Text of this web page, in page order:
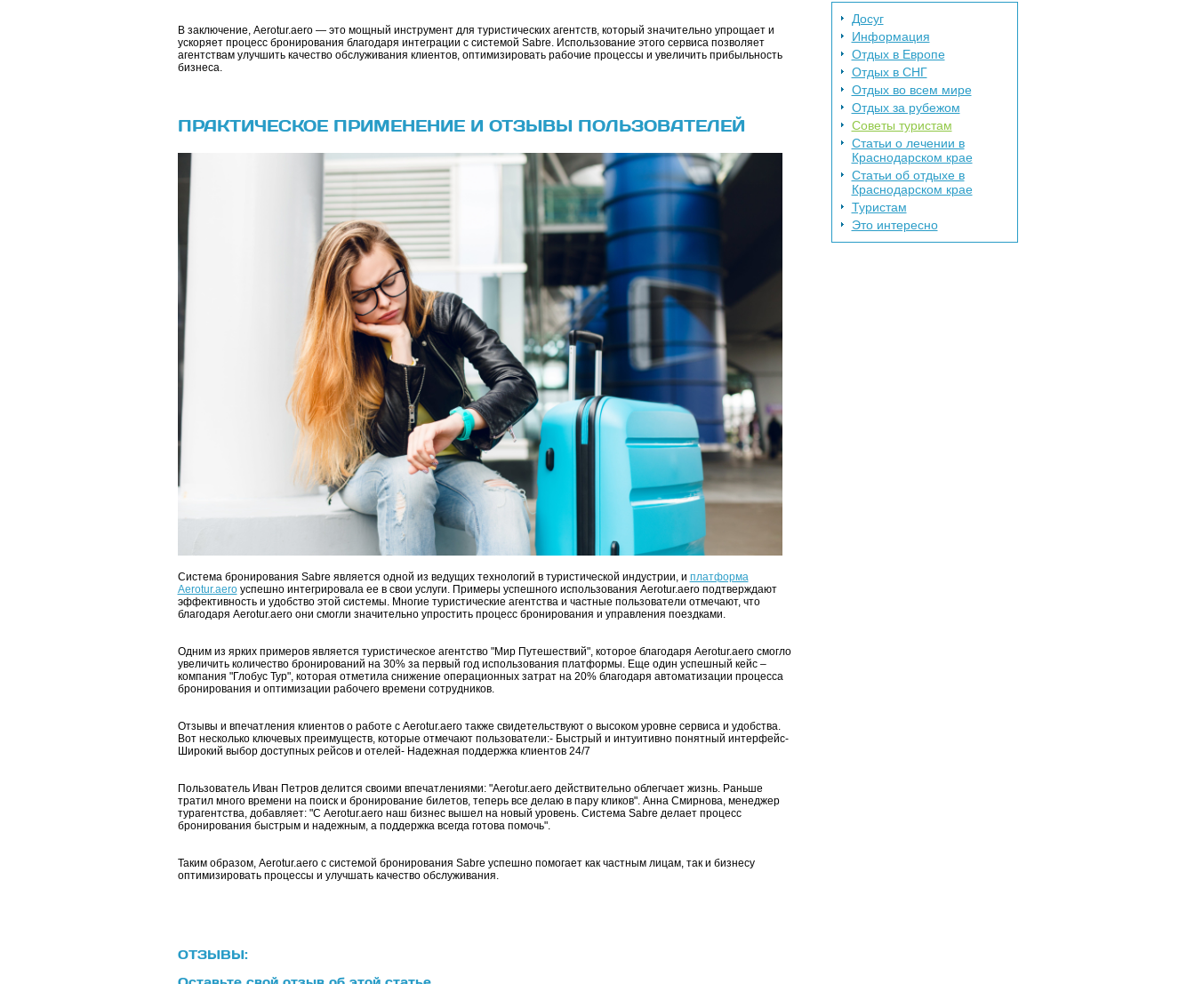
Досуг
Информация
Отдых в Европе
Отдых в СНГ
Отдых во всем мире
Отдых за рубежом
Советы туристам
Статьи о лечении в
Краснодарском крае
Статьи об отдыхе в
Краснодарском крае
Туристам
Это интересно
В заключение, Aerotur.aero — это мощный инструмент для туристических агентств, который значительно упрощает и
ускоряет процесс бронирования благодаря интеграции с системой Sabre. Использование этого сервиса позволяет
агентствам улучшить качество обслуживания клиентов, оптимизировать рабочие процессы и увеличить прибыльность
бизнеса.
ПРАКТИЧЕСКОЕ ПРИМЕНЕНИЕ И ОТЗЫВЫ ПОЛЬЗОВАТЕЛЕЙ
Система бронирования Sabre является одной из ведущих технологий в туристической индустрии, и платформа
Aerotur.aeroуспешно интегрировала ее в свои услуги. Примеры успешного использования Aerotur.aero подтверждают
эффективность и удобство этой системы. Многие туристические агентства и частные пользователи отмечают, что
благодаря Aerotur.aero они смогли значительно упростить процесс бронирования и управления поездками.
Одним из ярких примеров является туристическое агентство "Мир Путешествий", которое благодаря Aerotur.aero смогло
увеличить количество бронирований на 30% за первый год использования платформы. Еще один успешный кейс –
компания "Глобус Тур", которая отметила снижение операционных затрат на 20% благодаря автоматизации процесса
бронирования и оптимизации рабочего времени сотрудников.
Отзывы и впечатления клиентов о работе с Aerotur.aero также свидетельствуют о высоком уровне сервиса и удобства.
Вот несколько ключевых преимуществ, которые отмечают пользователи:- Быстрый и интуитивно понятный интерфейс-
Широкий выбор доступных рейсов и отелей- Надежная поддержка клиентов 24/7
Пользователь Иван Петров делится своими впечатлениями: "Aerotur.aero действительно облегчает жизнь. Раньше
тратил много времени на поиск и бронирование билетов, теперь все делаю в пару кликов". Анна Смирнова, менеджер
турагентства, добавляет: "С Aerotur.aero наш бизнес вышел на новый уровень. Система Sabre делает процесс
бронирования быстрым и надежным, а поддержка всегда готова помочь".
Таким образом, Aerotur.aero с системой бронирования Sabre успешно помогает как частным лицам, так и бизнесу
оптимизировать процессы и улучшать качество обслуживания.
ОТЗЫВЫ: